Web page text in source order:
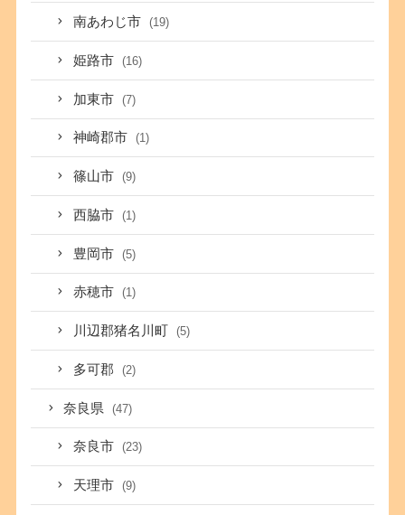
南あわじ市 (19)
姫路市 (16)
加東市 (7)
神崎郡市 (1)
篠山市 (9)
西脇市 (1)
豊岡市 (5)
赤穂市 (1)
川辺郡猪名川町 (5)
多可郡 (2)
奈良県 (47)
奈良市 (23)
天理市 (9)